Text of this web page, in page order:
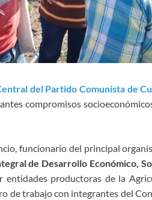
del Partido Comunista de
compromisos
funcionario del principal
de Desarrollo Económico,
entidades productoras de la
de trabajo con integrantes del